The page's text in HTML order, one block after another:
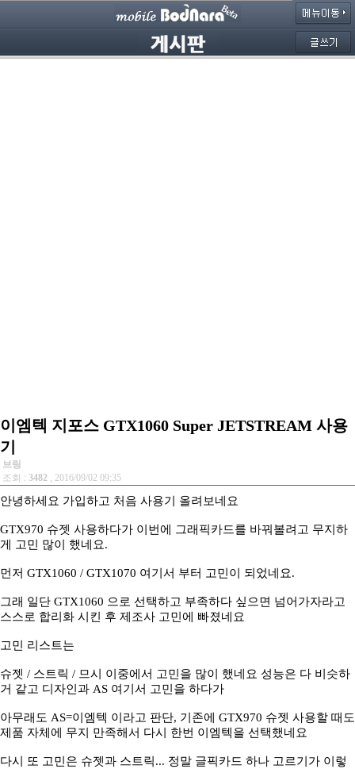
이엠텍 지포스 GTX1060 Super JETSTREAM 사용
기
브링
조회 : 3482 , 2016/09/02 09:35
안녕하세요 가입하고 처음 사용기 올려보네요
GTX970 슈젯 사용하다가 이번에 그래픽카드를 바꿔볼려고 무지하
게 고민 많이 했네요.
먼저 GTX1060 / GTX1070 여기서 부터 고민이 되었네요.
그래 일단 GTX1060 으로 선택하고 부족하다 싶으면 넘어가자라고
스스로 합리화 시킨 후 제조사 고민에 빠졌네요
고민 리스트는
슈젯 / 스트릭 / 므시 이중에서 고민을 많이 했네요 성능은 다 비슷하
거 같고 디자인과 AS 여기서 고민을 하다가
아무래도 AS=이엠텍 이라고 판단, 기존에 GTX970 슈젯 사용할 때도
제품 자체에 무지 만족해서 다시 한번 이엠텍을 선택했네요
다시 또 고민은 슈젯과 스트릭... 정말 글픽카드 하나 고르기가 이렇